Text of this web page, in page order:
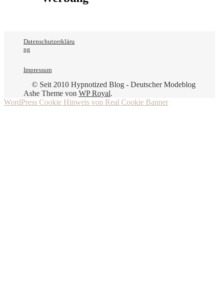
Datenschutzerkläru
ng
Impressum
© Seit 2010 Hypnotized Blog - Deutscher Modeblog
Ashe Theme von WP Royal.
WordPress Cookie Hinweis von Real Cookie Banner